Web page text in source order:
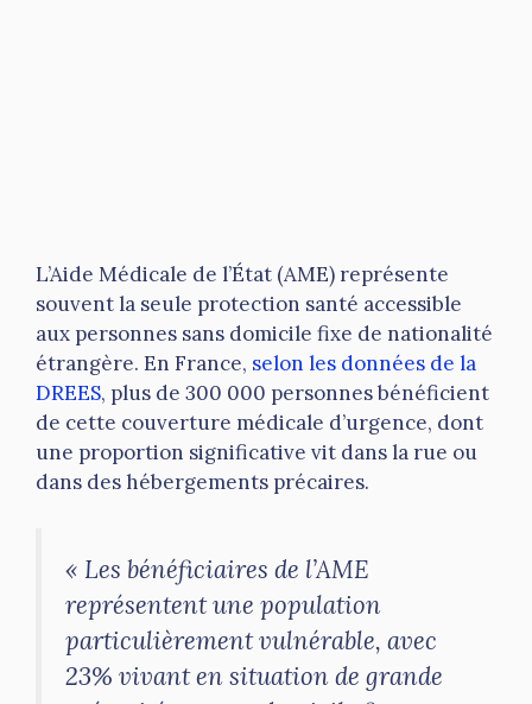
L’Aide Médicale de l’État (AME) représente
souvent la seule protection santé accessible
aux personnes sans domicile fixe de nationalité
étrangère. En France, selon les données de la
DREES, plus de 300 000 personnes bénéficient
de cette couverture médicale d’urgence, dont
une proportion significative vit dans la rue ou
dans des hébergements précaires.
« Les bénéficiaires de l’AME
représentent une population
particulièrement vulnérable, avec
23% vivant en situation de grande